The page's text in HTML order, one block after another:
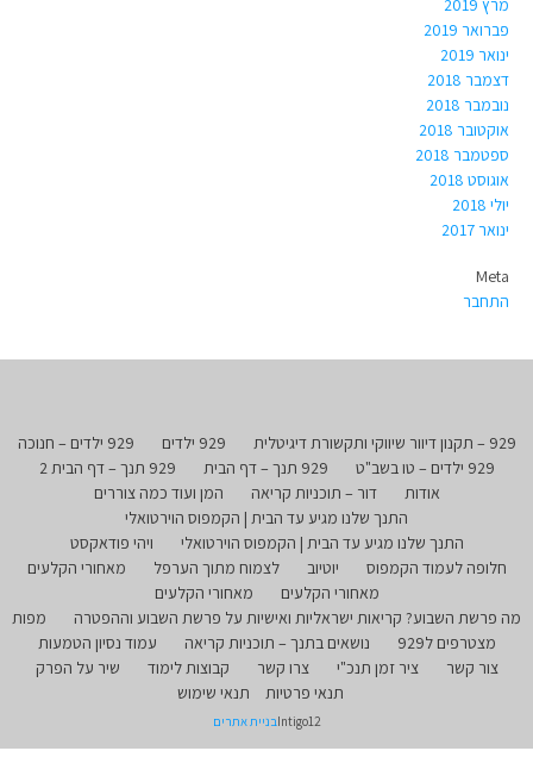
פברואר 2019
ינואר 2019
דצמבר 2018
נובמבר 2018
אוקטובר 2018
ספטמבר 2018
אוגוסט 2018
יולי 2018
ינואר 2017
Meta
התחבר
929 – תקנון דיוור שיווקי ותקשורת דיגיטלית 929 ילדים
929 ילדים – חנוכה
929 ילדים – טו בשב"ט
929 תנך – דף הבית
929 תנך – דף הבית 2
אודות
דור – תוכניות קריאה
המן ועוד כמה צוררים
התנך שלנו מגיע עד הבית | הקמפוס הוירטואלי
התנך שלנו מגיע עד הבית | הקמפוס הוירטואלי
ויהי פודאקסט
חלופה לעמוד הקמפוס
יוטיוב לצמוח מתוך הערפל
מאחורי הקלעים
מאחורי הקלעים
מאחורי הקלעים
מה פרשת השבוע? קריאות ישראליות ואישיות על פרשת השבוע וההפטרה
מפות
מצטרפים ל929
נושאים בתנך – תוכניות קריאה
עמוד נסיון הטמעות
צור קשר
ציר זמן תנכ"י צרו קשר קבוצות לימוד
שיר על הפרק
תנאי פרטיות
תנאי שימוש
Intigo12בניית אתרים